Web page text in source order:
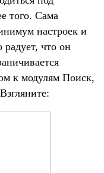
того. Сама
настроек и
что он
к модулям Поиск,